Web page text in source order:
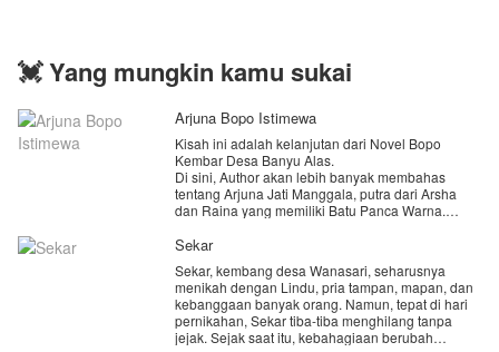
💓 Yang mungkin kamu sukai
Arjuna Bopo Istimewa
Kisah ini adalah kelanjutan dari Novel Bopo
Kembar Desa Banyu Alas.
Di sini, Author akan lebih banyak membahas
tentang Arjuna Jati Manggala, putra dari Arsha
dan Raina yang memiliki Batu Panca Warna.
sesuatu yang istimewa. 'Penanda' Bopo ini,
tahun lamanya. Jadi, Arjuna adalah pemegang
Batu Panca Warna yang kedua.
Author juga akan membahas kehidupan Sashi,
Kakak Angkat Arjuna dan juga dua sepupu Arjuna
yaitu si kembar, Naradipta dan Naladhipa.
Sekar
Sekar, kembang desa Wanasari, seharusnya
menikah dengan Lindu, pria tampan, mapan, dan
kebanggaan banyak orang. Namun, tepat di hari
pernikahan, Sekar tiba-tiba menghilang tanpa
jejak. Sejak saat itu, kebahagiaan berubah